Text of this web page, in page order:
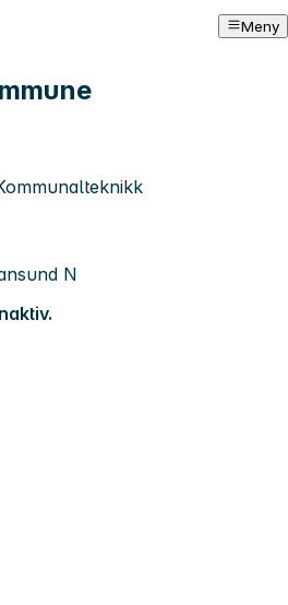
Meny
N